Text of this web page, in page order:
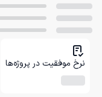
نرخ موفقیت در پروژه‌ها